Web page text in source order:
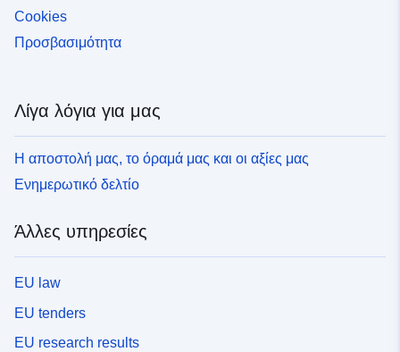
Cookies
Προσβασιμότητα
Λίγα λόγια για μας
Η αποστολή μας, το όραμά μας και οι αξίες μας
Ενημερωτικό δελτίο
Άλλες υπηρεσίες
EU law
EU tenders
EU research results